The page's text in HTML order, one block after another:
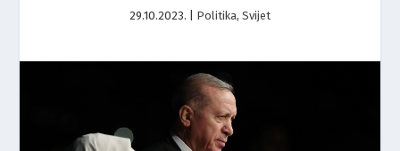
29.10.2023. Politika, Svijet